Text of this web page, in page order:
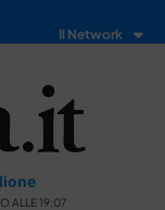
Il Network
ALLE 19:07